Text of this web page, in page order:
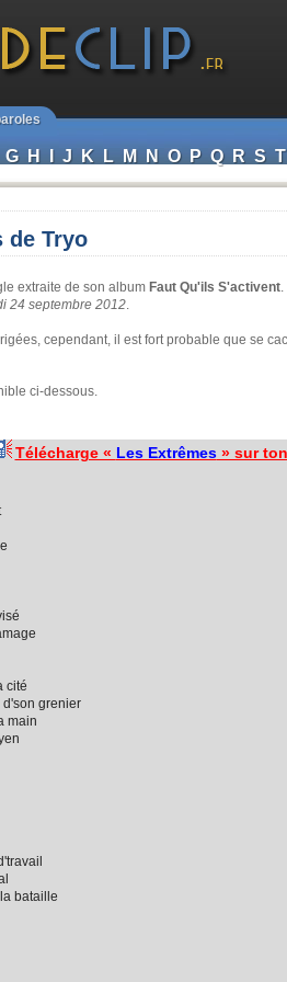
G H I J K L M N O P Q R S T
de Tryo
extraite de son album Faut Qu'ils S'activent.
24 septembre 2012.
cependant, il est fort probable que se
ci-dessous.
Télécharge « Les Extrêmes» sur
cité
d'son grenier
main
bataille